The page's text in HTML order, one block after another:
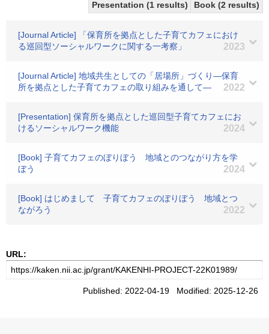
Presentation (1 results)
Book (2 results)
[Journal Article] 「保育所を拠点とした子育てカフェにおけ
る巡回型ソーシャルワークに関する一考察」
2023
[Journal Article] 地域共生としての「居場所」づくり―保育
所を拠点とした子育てカフェの取り組みを通して―
2022
[Presentation] 保育所を拠点とした巡回型子育てカフェにお
けるソーシャルワーク機能
2024
[Book] 子育てカフェのぼりぼう 地域とのつながり方を学
ぼう
2024
[Book] はじめまして 子育てカフェのぼりぼう 地域とつ
ながろう
2022
URL:
Published: 2022-04-19 Modified: 2025-12-26